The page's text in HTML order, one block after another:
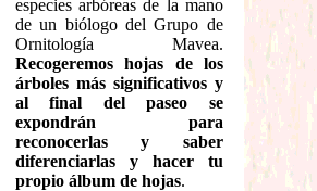
especies arbóreas de la mano
de un biólogo del Grupo de
Ornitología Mavea.
Recogeremos hojas de los
árboles más significativos y
al final del paseo se
expondrán para
reconocerlas y saber
diferenciarlas y hacer tu
propio álbum de hojas.